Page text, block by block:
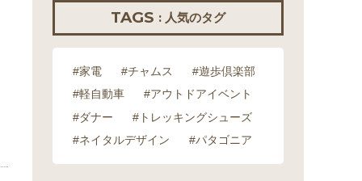
TAGS : 人気のタグ
#家電 #チャムス
#遊歩倶楽部
#軽自動車
#アウトドアイベント
#ダナー
#トレッキングシューズ
#ネイタルデザイン
#パタゴニア